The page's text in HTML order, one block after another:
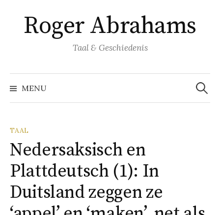
inhoud
springen
Roger Abrahams
Taal & Geschiedenis
MENU
Zoeken
naar:
TAAL
Nedersaksisch en
Plattdeutsch (1): In
Duitsland zeggen ze